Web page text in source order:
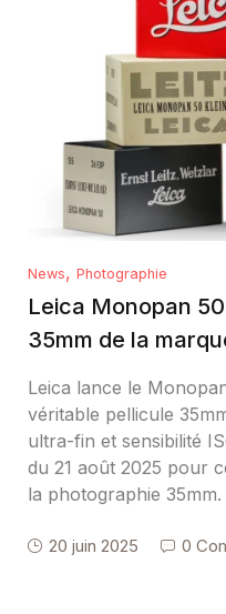
News, Photographie
Leica Monopan
35mm de la
Leica lance le
véritable pellicule
ultra-fin et sensibilité
du 21 août 2025 pour
la photographie 35mm.
20 juin 2025 0